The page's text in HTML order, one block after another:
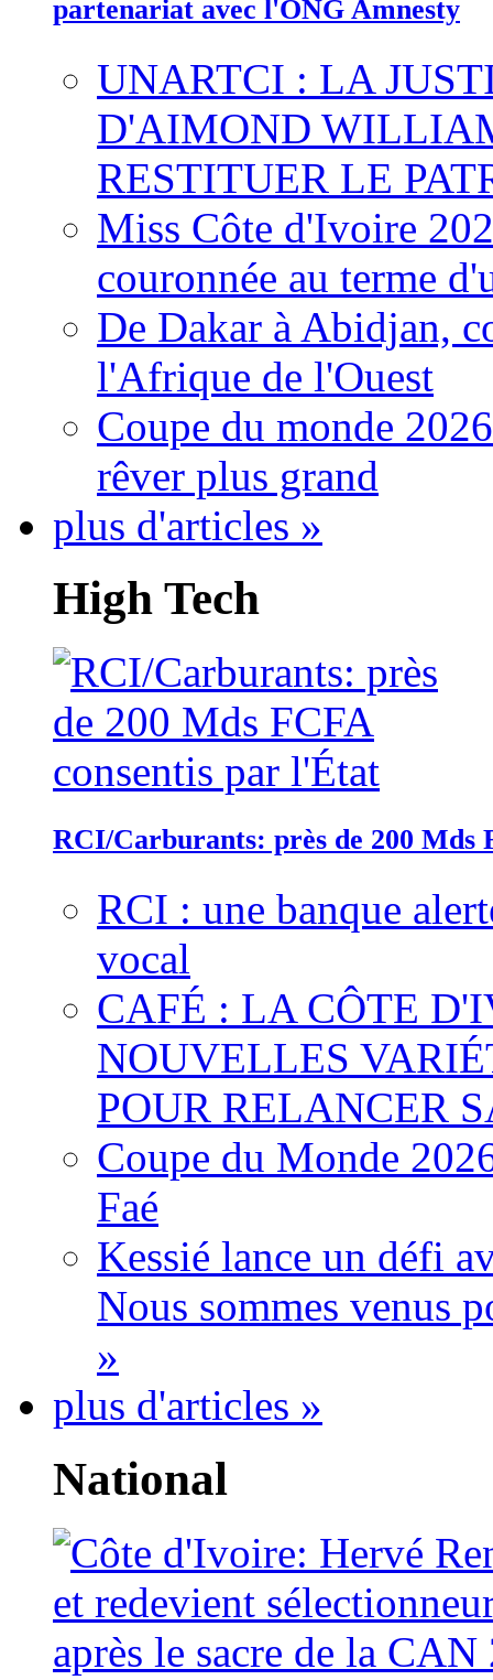
partenariat avec l'ONG Amnesty
UNARTCI : LA
D'AIMOND
RESTITUER LE
Miss Côte d'Ivoire
couronnée au terme
De Dakar à Abidjan,
l'Afrique de l'Ouest
Coupe du monde
rêver plus grand
plus d'articles »
High Tech
RCI/Carburants: près de 200 Mds
RCI : une banque
vocal
CAFÉ : LA CÔTE
NOUVELLES
POUR RELANCER
Coupe du Monde
Faé
Kessié lance un défi
Nous sommes venus
»
plus d'articles »
National